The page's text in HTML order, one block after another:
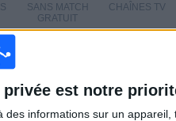
est notre
des informations sur un appareil,
CHAÎNES TV
SANS MATCH
GRATUIT
TOTAL
MAXIMUM